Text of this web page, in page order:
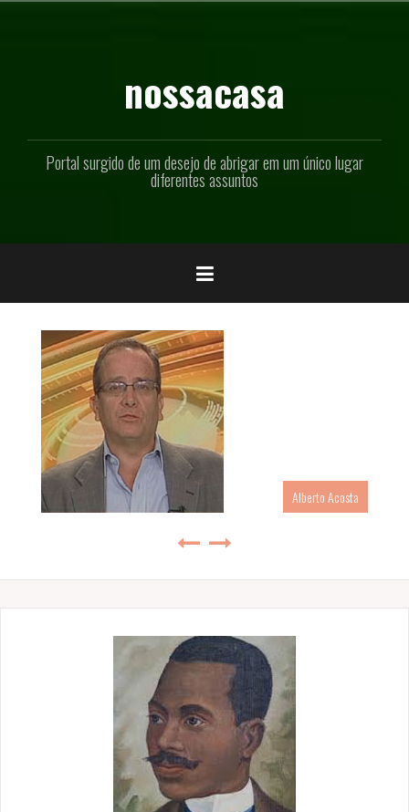
nossacasa
Portal surgido de um desejo de abrigar em um único lugar
diferentes assuntos
Alberto Acosta